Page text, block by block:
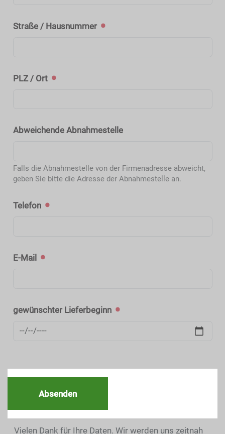
Straße / Hausnummer
PLZ / Ort
Abweichende Abnahmestelle
Falls die Abnahmestelle von der Firmenadresse abweicht,
geben Sie bitte die Adresse der Abnahmestelle an.
Telefon
E-Mail
gewünschter Lieferbeginn
Absenden
Vielen Dank für Ihre Daten. Wir werden uns zeitnah